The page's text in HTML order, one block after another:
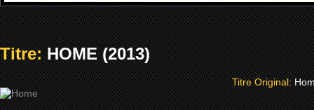
Titre:HOME (2013)
Titre Original: